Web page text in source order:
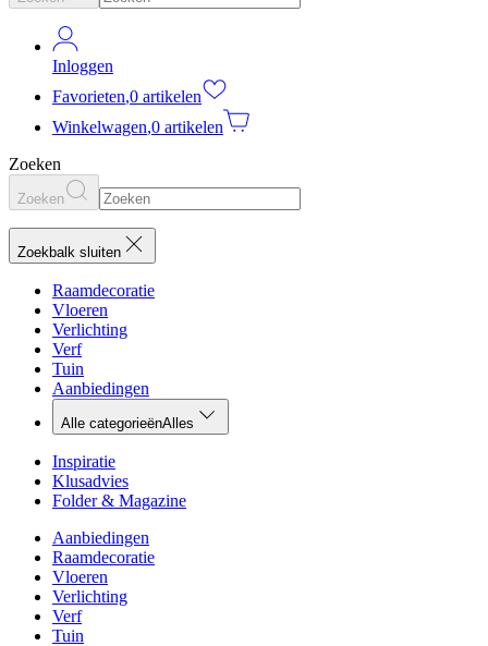
Inloggen
Favorieten,0 artikelen
Winkelwagen,0 artikelen
Zoeken
Zoeken
Zoekbalk sluiten
Raamdecoratie
Vloeren
Verlichting
Verf
Tuin
Aanbiedingen
Alle categorieënAlles
Inspiratie
Klusadvies
Folder & Magazine
Aanbiedingen
Raamdecoratie
Vloeren
Verlichting
Verf
Tuin